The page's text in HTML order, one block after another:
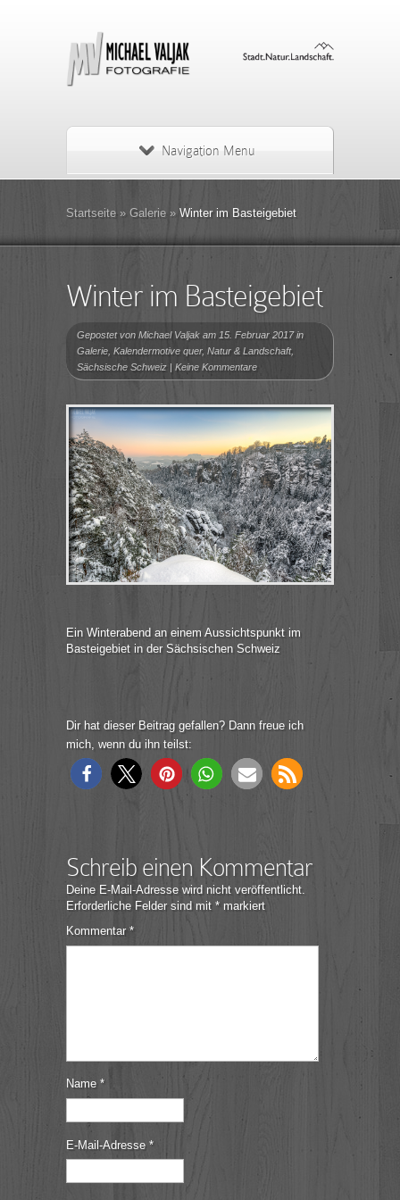
Navigation Menu
Startseite » Galerie » Winter im Basteigebiet
Winter im Basteigebiet
Gepostet von Michael Valjak am 15. Februar 2017 in
Galerie Kalendermotive quer, Natur & Landschaft,
Sächsische Schweiz | Keine Kommentare
Ein Winterabend an einem Aussichtspunkt im
Basteigebiet in der Sächsischen Schweiz
Dir hat dieser Beitrag gefallen? Dann freue ich
mich, wenn du ihn teilst:
Schreib einen Kommentar
Deine E-Mail-Adresse wird nicht veröffentlicht.
Erforderliche Felder sind mit * markiert
Kommentar *
Name *
E-Mail-Adresse *